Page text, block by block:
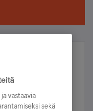
voita!
arvonnassa.
vastaavia
sekä